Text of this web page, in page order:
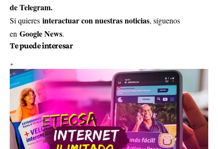
de Telegram.
Si quieres interactuar con nuestras noticias, síguenos
en Google News.
Te puede interesar